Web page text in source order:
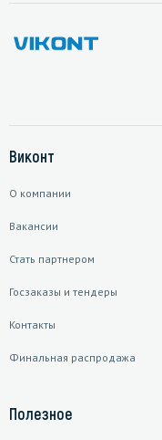
Виконт
О компании
Вакансии
Стать партнером
Госзаказы и тендеры
Контакты
Финальная распродажа
Полезное